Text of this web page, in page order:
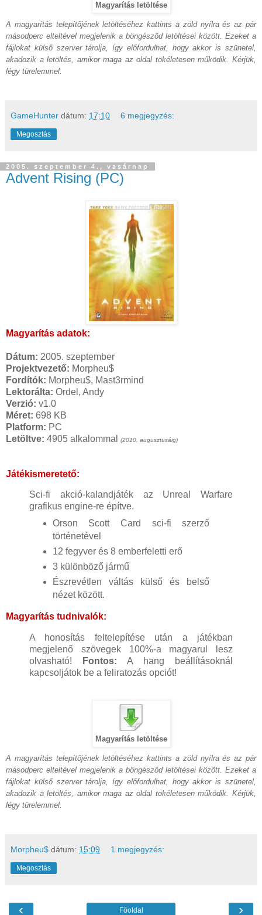
Magyarítás letöltése
A magyarítás telepítőjének letöltéséhez kattints a zöld nyílra és az pár
másodperc elteltével megjelenik a böngésződ letöltései között. Ezeket a
fájlokat külső szerver tárolja, így előfordulhat, hogy akkor is szünetel,
akadozik a letöltés, amikor maga az oldal tökéletesen működik. Kérjük,
légy türelemmel.
GameHunter dátum: 17:10 6 megjegyzés:
Megosztás
2005. szeptember 4., vasárnap
Advent Rising (PC)
Magyarítás adatok:
Dátum: 2005. szeptember
Projektvezető: Morpheu$
Fordítók: Morpheu$, Mast3rmind
Lektorálta: Ordel, Andy
Verzió: v1.0
Méret: 698 KB
Platform: PC
Letöltve: 4905 alkalommal (2010. augusztusáig)
Játékismeretető:
Sci-fi akció-kalandjáték az Unreal Warfare
grafikus engine-re építve.
Orson Scott Card sci-fi szerző
történetével
12 fegyver és 8 emberfeletti erő
3 különböző jármű
Észrevétlen váltás külső és belső
nézet között.
Magyarítás tudnivalók:
A honosítás feltelepítése után a játékban
megjelenő szövegek 100%-a magyarul lesz
olvasható!
Fontos: A hang beállításoknál
kapcsoljátok be a feliratozás opciót!
Magyarítás letöltése
A magyarítás telepítőjének letöltéséhez kattints a zöld nyílra és az pár
másodperc elteltével megjelenik a böngésződ letöltései között. Ezeket a
fájlokat külső szerver tárolja, így előfordulhat, hogy akkor is szünetel,
akadozik a letöltés, amikor maga az oldal tökéletesen működik. Kérjük,
légy türelemmel.
Morpheu$ dátum: 15:09 1 megjegyzés:
Megosztás
‹ ›
Főoldal